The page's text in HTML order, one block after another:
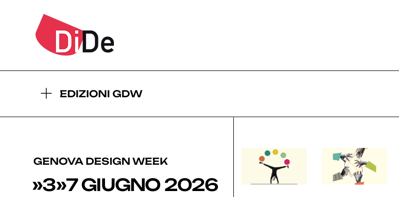
EDIZIONI GDW
GENOVA DESIGN WEEK
»3»7 GIUGNO 2026
- EDIZIONI GDW: